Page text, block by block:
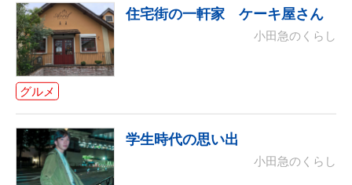
グルメ
住宅街の一軒家 ケーキ屋さん
小田急のくらし
学生時代の思い出
小田急のくらし